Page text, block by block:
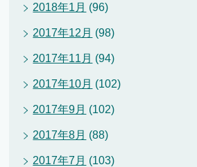
2018年1月 (96)
2017年12月 (98)
2017年11月 (94)
2017年10月 (102)
2017年9月 (102)
2017年8月 (88)
2017年7月 (103)